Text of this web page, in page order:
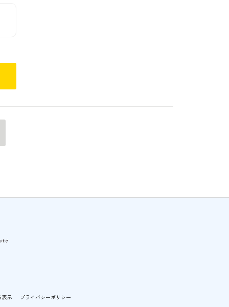
表示 プライバシーポリシー